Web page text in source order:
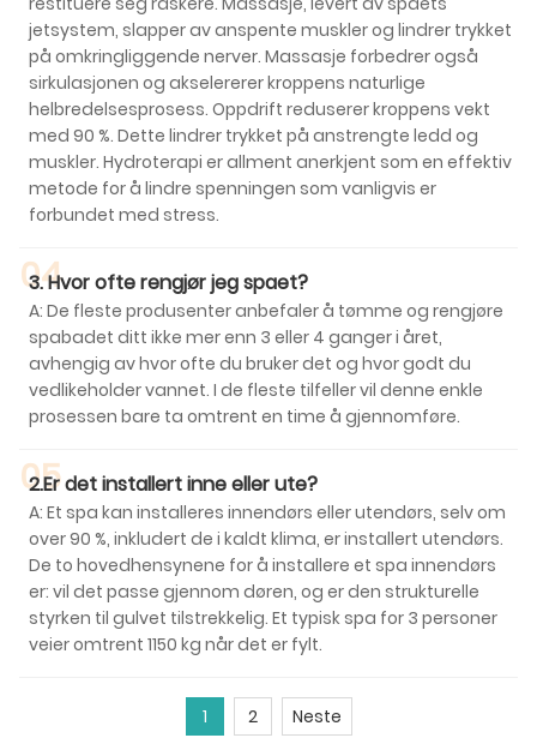
jetsystem, slapper av anspente muskler og lindrer trykket
på omkringliggende nerver. Massasje forbedrer også
sirkulasjonen og akselererer kroppens naturlige
helbredelsesprosess. Oppdrift reduserer kroppens vekt
med 90 %. Dette lindrer trykket på anstrengte ledd og
muskler. Hydroterapi er allment anerkjent som en effektiv
metode for å lindre spenningen som vanligvis er
forbundet med stress.
04
3. Hvor ofte rengjør jeg spaet?
A: De fleste produsenter anbefaler å tømme og rengjøre
spabadet ditt ikke mer enn 3 eller 4 ganger i året,
avhengig av hvor ofte du bruker det og hvor godt du
vedlikeholder vannet. I de fleste tilfeller vil denne enkle
prosessen bare ta omtrent en time å gjennomføre.
05
2.Er det installert inne eller ute?
A: Et spa kan installeres innendørs eller utendørs, selv om
over 90 %, inkludert de i kaldt klima, er installert utendørs.
De to hovedhensynene for å installere et spa innendørs
er: vil det passe gjennom døren, og er den strukturelle
styrken til gulvet tilstrekkelig. Et typisk spa for 3 personer
veier omtrent 1150 kg når det er fylt.
1 2 Neste